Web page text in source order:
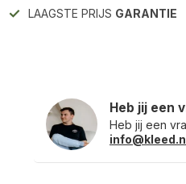
LAAGSTE PRIJS GARANTIE
Heb jij een
Heb jij een